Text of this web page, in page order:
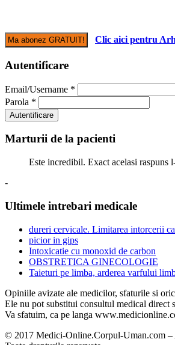
Clic aici pentru
Autentificare
Email/Username *
Parola *
Marturii de la pacienti
Este incredibil. Exact acelasi
-
Ultimele intrebari medicale
dureri cervicale. Limitarea intorcerii
picior in gips
Intoxicatie cu monoxid de carbon
OBSTRETICA GINECOLOGIE
Taieturi pe limba, arderea varfului
Opiniile avizate ale medicilor, sfaturile si
Ele nu pot substitui consultul medical
Va sfatuim, ca pe langa
© 2017 Medici-Online.Corpul-Uman.com –